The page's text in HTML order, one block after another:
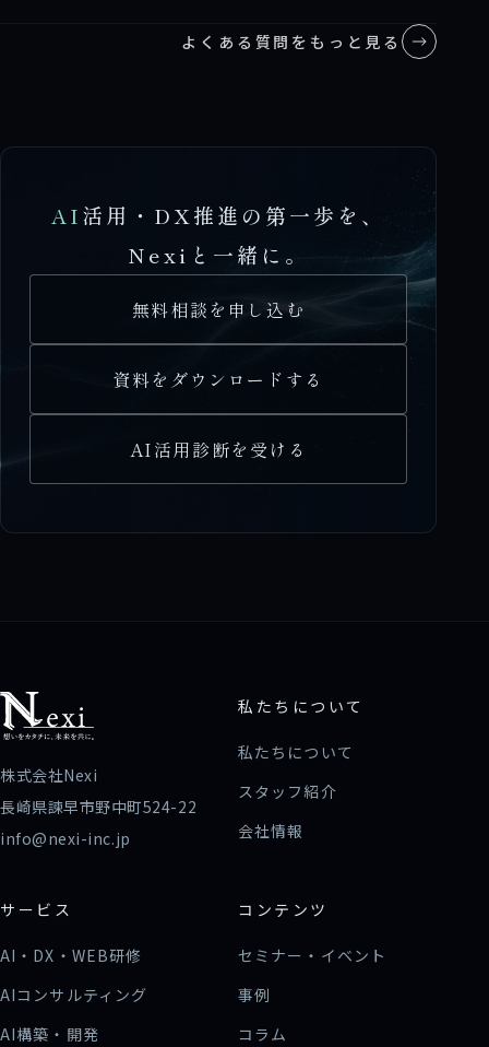
よくある質問をもっと見る
AI活用・DX推進の第一歩を、
Nexiと一緒に。
無料相談を申し込む
資料をダウンロードする
AI活用診断を受ける
株式会社Nexi
長崎県諫早市野中町524-22
info@nexi-inc.jp
私たちについて
私たちについて
スタッフ紹介
会社情報
サービス
AI・DX・WEB研修
AIコンサルティング
AI構築・開発
コンテンツ
セミナー・イベント
事例
コラム